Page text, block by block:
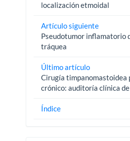
localización etmoidal
Artículo siguiente
Pseudotumor inflamatorio
tráquea
Último artículo
Cirugía timpanomastoidea
crónico: auditoría clínica
Índice